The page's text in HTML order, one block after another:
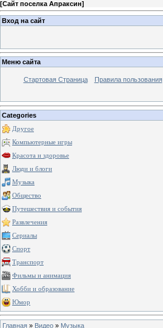
[Сайт поселка Апраксин]
Вход на сайт
Меню сайта
Стартовая Страница Правила пользования
Categories
Другое
Компьютерные игры
Красота и здоровье
Люди и блоги
Музыка
Общество
Путешествия и события
Развлечения
Сериалы
Спорт
Транспорт
Фильмы и анимация
Хобби и образование
Юмор
Главная » Видео » Музыка